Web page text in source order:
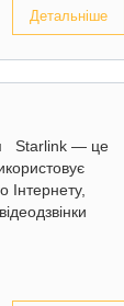
Детальніше
Starlink — це
Інтернету,